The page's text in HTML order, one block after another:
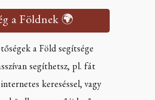
a Földnek 🌍
a Föld segítsége
segíthetsz, pl. fát
kereséssel, vagy